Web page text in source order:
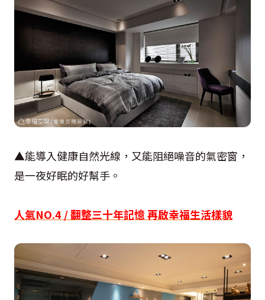
▲能導入健康自然光線，又能阻絕噪音的氣密窗，
是一夜好眠的好幫手。
人氣NO.4 / 翻整三十年記憶 再啟幸福生活樣貌